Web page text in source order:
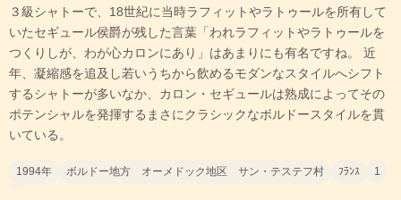
３級シャトーで、18世紀に当時ラフィットやラトゥールを所有して
いたセギュール侯爵が残した言葉「われラフィットやラトゥールを
つくりしが、わが心カロンにあり」はあまりにも有名ですね。 近
年、凝縮感を追及し若いうちから飲めるモダンなスタイルへシフト
するシャトーが多いなか、カロン・セギュールは熟成によってその
ポテンシャルを発揮するまさにクラシックなボルドースタイルを貫
いている。
1994年 ボルドー地方 オーメドック地区 サン・テステフ村 ﾌﾗﾝｽ 1